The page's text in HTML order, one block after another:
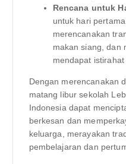
Rencana untuk
untuk hari
merencanakan
makan siang, dan
mendapat istirahat
Dengan merencanakan
matang libur sekolah
Indonesia dapat
berkesan dan
keluarga, merayakan
pembelajaran dan